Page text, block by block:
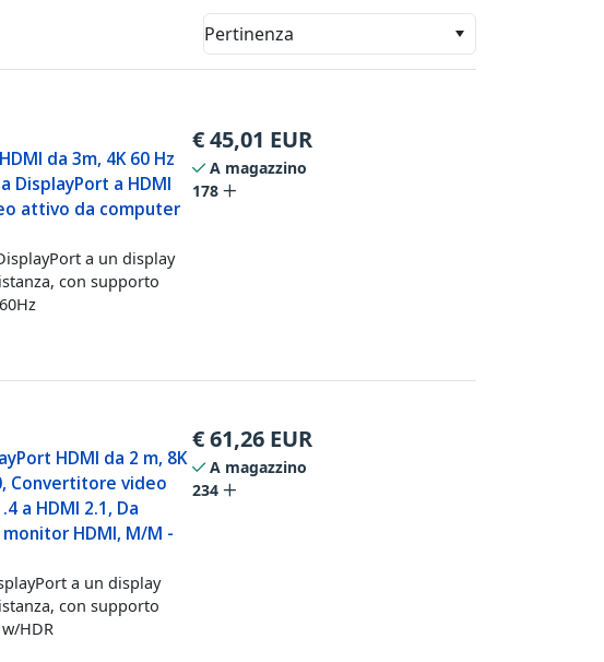
Pertinenza
da 3m, 4K 60 Hz
DisplayPort a HDMI
attivo da computer
a un display
con supporto
€45,01 EUR
A magazzino
178
HDMI da 2 m, 8K
Convertitore video
a HDMI 2.1, Da
HDMI, M/M -
a un display
con supporto
HDR
€61,26 EUR
A magazzino
234